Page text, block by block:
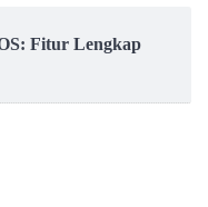
Fitur Lengkap